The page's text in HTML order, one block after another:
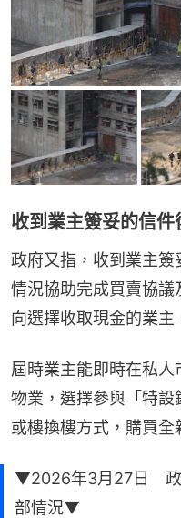
收到業主簽妥的信
政府又指，收到業主
情況協助完成買賣協
向選擇收取現金的業主
屆時業主能即時在私
物業，選擇參與「特
或樓換樓方式，購買全
▼2026年3月27日 政
部情況▼